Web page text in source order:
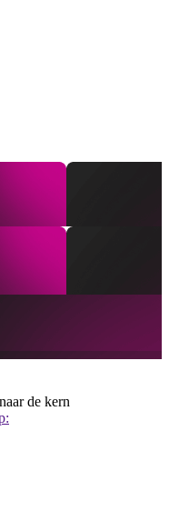
de kern